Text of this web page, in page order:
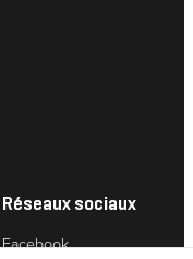
Réseaux sociaux
Facebook